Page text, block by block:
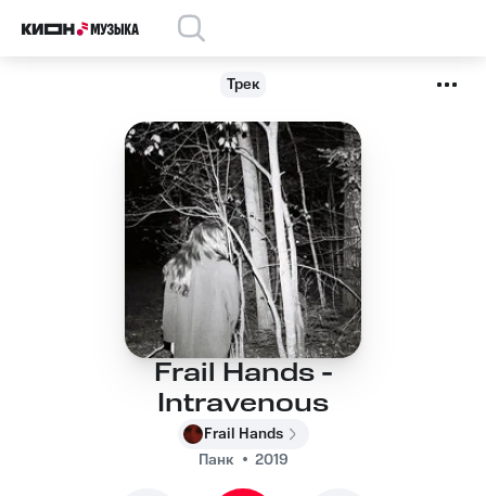
Трек
Frail Hands -
Intravenous
Frail Hands
Панк
2019